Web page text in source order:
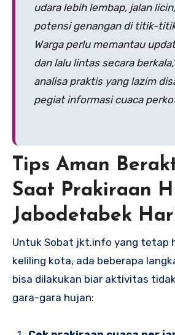
udara lebih lembap, jalan
potensi genangan di titik-
Warga perlu memantau
dan lalu lintas secara
analisa praktis yang lazim
pegiat informasi cuaca
Tips Aman
Saat Prakiraan
Jabodetabek
Untuk Sobat jkt.info yang tetap
keliling kota, ada beberapa
bisa dilakukan biar aktivitas
gara-gara hujan: